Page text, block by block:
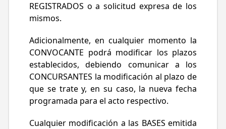
REGISTRADOS o a solicitud expresa de los
mismos.
Adicionalmente, en cualquier momento la
CONVOCANTE podrá modificar los plazos
establecidos, debiendo comunicar a los
CONCURSANTES la modificación al plazo de
que se trate y, en su caso, la nueva fecha
programada para el acto respectivo.
Cualquier modificación a las BASES emitida